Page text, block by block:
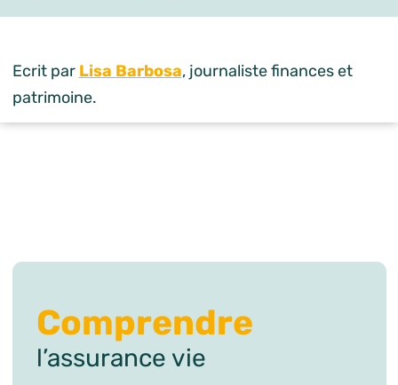
Ecrit par Lisa Barbosa, journaliste finances et
patrimoine.
Comprendre
l’assurance vie